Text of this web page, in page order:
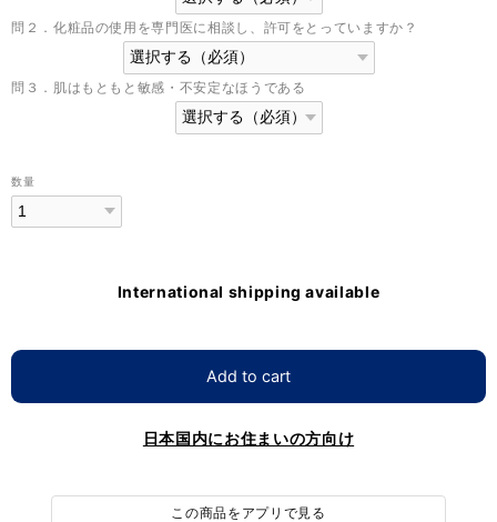
問２．化粧品の使用を専門医に相談し、許可をとっていますか？
問３．肌はもともと敏感・不安定なほうである
数量
International shipping available
Add to cart
日本国内にお住まいの方向け
この商品をアプリで見る